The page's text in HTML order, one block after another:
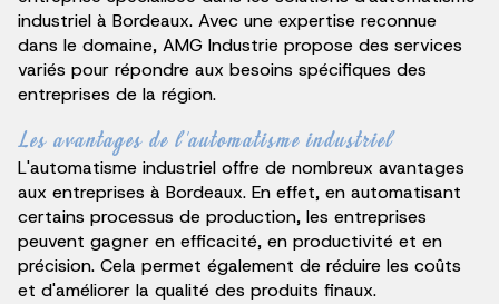
industriel à Bordeaux. Avec une expertise reconnue
dans le domaine, AMG Industrie propose des services
variés pour répondre aux besoins spécifiques des
entreprises de la région.
Les avantages de l'automatisme industriel
L'automatisme industriel offre de nombreux avantages
aux entreprises à Bordeaux. En effet, en automatisant
certains processus de production, les entreprises
peuvent gagner en efficacité, en productivité et en
précision. Cela permet également de réduire les coûts
et d'améliorer la qualité des produits finaux.